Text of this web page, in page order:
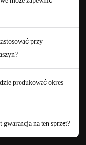
przy
produkować okres
gwarancja na ten sprzęt?